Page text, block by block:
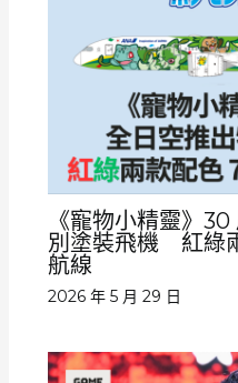
《寵物小精靈》
別塗裝飛機 紅綠
航線
2026 年 5 月 29 日